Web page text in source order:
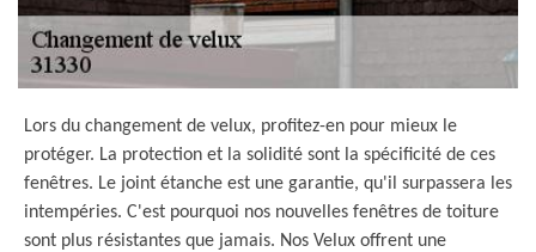
Lors du changement de velux, profitez-en pour mieux le
protéger. La protection et la solidité sont la spécificité de ces
fenêtres. Le joint étanche est une garantie, qu'il surpassera les
intempéries. C'est pourquoi nos nouvelles fenêtres de toiture
sont plus résistantes que jamais. Nos Velux offrent une